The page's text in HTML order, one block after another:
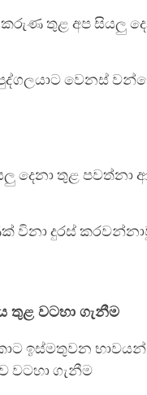
තුළ අප සියලු
වෙනස්
දෙනා තුළ පවත්නා
විනා දුරස්
තුළ වටහා ගැනීම
ඉස්මතුවන
වටහා ගැනීම